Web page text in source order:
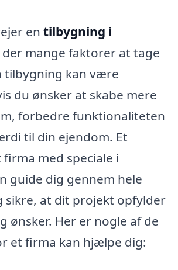
en tilbygning i
der mange faktorer at tage
tilbygning kan være
du ønsker at skabe mere
forbedre funktionaliteten
til din ejendom. Et
med speciale i
guide dig gennem hele
sikre, at dit projekt opfylder
ønsker. Her er nogle af de
et firma kan hjælpe dig: